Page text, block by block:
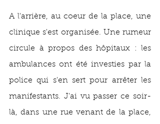
A l'arrière, au coeur de la place, une
clinique s'est organisée. Une rumeur
circule à propos des hôpitaux : les
ambulances ont été investies par la
police qui s'en sert pour arrêter les
manifestants. J'ai vu passer ce soir-
là, dans une rue venant de la place,